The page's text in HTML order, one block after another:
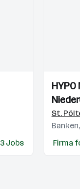
3 Jobs
Videos
Einblicke
Einblicke
AG
St.
Firma